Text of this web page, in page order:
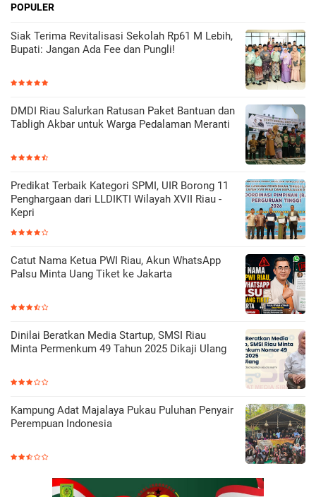
POPULER
Siak Terima Revitalisasi Sekolah Rp61 M Lebih,
Bupati: Jangan Ada Fee dan Pungli!
DMDI Riau Salurkan Ratusan Paket Bantuan dan
Tabligh Akbar untuk Warga Pedalaman Meranti
Predikat Terbaik Kategori SPMI, UIR Borong 11
Penghargaan dari LLDIKTI Wilayah XVII Riau -
Kepri
Catut Nama Ketua PWI Riau, Akun WhatsApp
Palsu Minta Uang Tiket ke Jakarta
Dinilai Beratkan Media Startup, SMSI Riau
Minta Permenkum 49 Tahun 2025 Dikaji Ulang
Kampung Adat Majalaya Pukau Puluhan Penyair
Perempuan Indonesia